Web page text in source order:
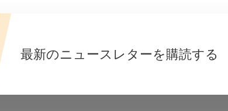
屋根取付架
ルフラット
最新のニュースレターを購読する